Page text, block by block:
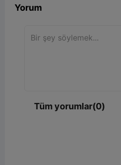
Yorum
Tüm yorumlar(0)